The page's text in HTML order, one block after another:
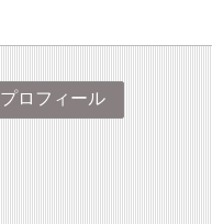
プロフィール